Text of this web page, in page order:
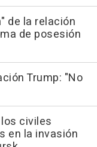
de la relación
de posesión
Trump: "No
civiles
en la invasión